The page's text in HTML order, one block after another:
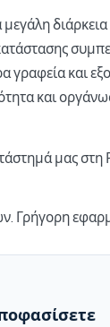
μεγάλη
γραφεία και
και
μας
Γρήγορη